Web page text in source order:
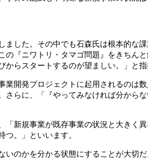
ました。その中でも石森氏は根本的
の『ニワトリ・タマゴ問題』をきちん
らスタートするのが望ましい。」と指
業開発プロジェクトに起用されるのは
さらに、「『やってみなければ分から
「新規事業が既存事業の状況と大きく
。」といいます。
いのかを分かる状態にすることが大切